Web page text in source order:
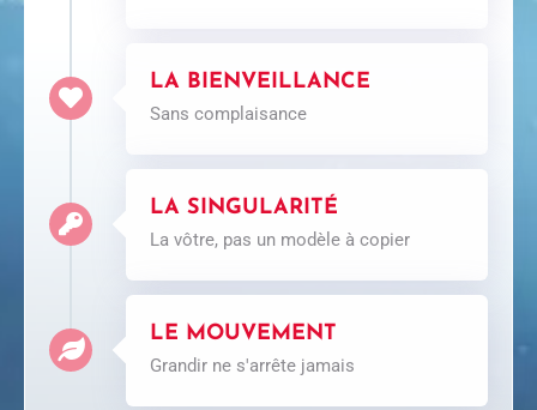
LA BIENVEILLANCE
Sans complaisance
LA SINGULARITÉ
La vôtre, pas un modèle à copier
LE MOUVEMENT
Grandir ne s'arrête jamais